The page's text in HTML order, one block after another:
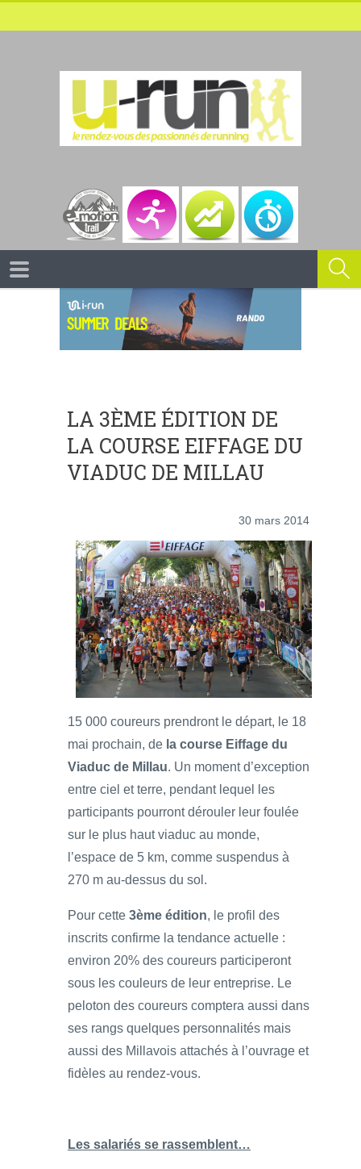
LA 3ÈME ÉDITION DE
LA COURSE EIFFAGE DU
VIADUC DE MILLAU
30 mars 2014
15 000 coureurs prendront le départ, le 18
mai prochain, de la course Eiffage du
Viaduc de Millau. Un moment d’exception
entre ciel et terre, pendant lequel les
participants pourront dérouler leur foulée
sur le plus haut viaduc au monde,
l’espace de 5 km, comme suspendus à
270 m au-dessus du sol.
Pour cette 3ème édition, le profil des
inscrits confirme la tendance actuelle :
environ 20% des coureurs participeront
sous les couleurs de leur entreprise. Le
peloton des coureurs comptera aussi dans
ses rangs quelques personnalités mais
aussi des Millavois attachés à l’ouvrage et
fidèles au rendez-vous.
Les salariés se rassemblent…